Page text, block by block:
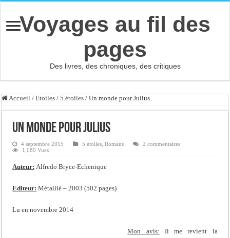
Voyages au fil des
pages
Des livres, des chroniques, des critiques
Accueil / Etoiles / 5 étoiles / Un monde pour Julius
Un monde pour Julius
4 septembre 2015 5 étoiles ,Romans
2 commentaires
1,080 Vues
Auteur: Alfredo Bryce-Echenique
Editeur: Métailié – 2003 (502 pages)
Lu en novembre 2014
Mon avis: Il me revient la